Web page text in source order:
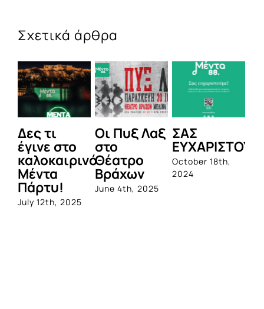
Σχετικά άρθρα
Δες τι
έγινε στο
καλοκαιρινό
Μέντα
Πάρτυ!
July 12th, 2025
Οι Πυξ Λαξ
στο
Θέατρο
Βράχων
June 4th, 2025
ΣΑΣ
October 18th,
2024